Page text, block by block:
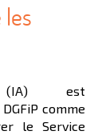
les
(IA) est
comme
le Service